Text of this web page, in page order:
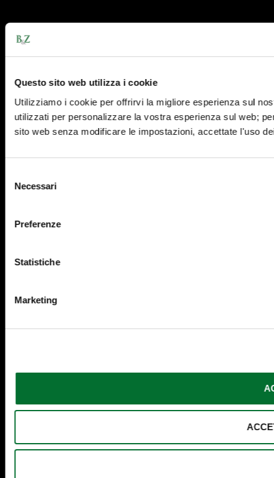
Questo sito web utilizza i cookie
Utilizziamo i cookie per offrirvi la migliore esperienza sul
utilizzati per personalizzare la vostra esperienza sul web;
sito web senza modificare le impostazioni, accettate l'uso
delNecessari
Preferenze
Statistiche
Marketing